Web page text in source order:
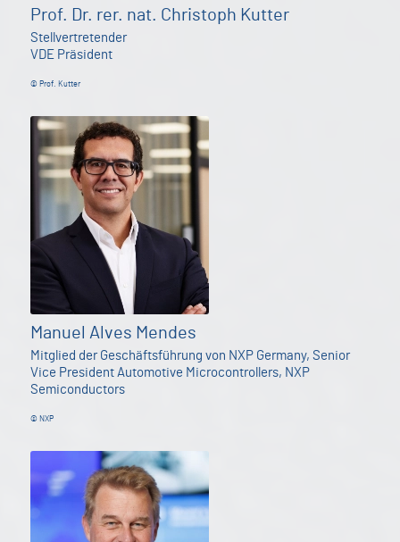
Prof. Dr. rer. nat. Christoph Kutter
Stellvertretender
VDE Präsident
© Prof. Kutter
Manuel Alves Mendes
Mitglied der Geschäftsführung von NXP Germany, Senior
Vice President Automotive Microcontrollers, NXP
Semiconductors
© NXP